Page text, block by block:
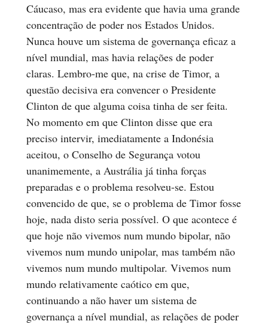
Cáucaso, mas era evidente que havia uma grande
concentração de poder nos Estados Unidos.
Nunca houve um sistema de governança eficaz a
nível mundial, mas havia relações de poder
claras. Lembro-me que, na crise de Timor, a
questão decisiva era convencer o Presidente
Clinton de que alguma coisa tinha de ser feita.
No momento em que Clinton disse que era
preciso intervir, imediatamente a Indonésia
aceitou, o Conselho de Segurança votou
unanimemente, a Austrália já tinha forças
preparadas e o problema resolveu-se. Estou
convencido de que, se o problema de Timor fosse
hoje, nada disto seria possível. O que acontece é
que hoje não vivemos num mundo bipolar, não
vivemos num mundo unipolar, mas também não
vivemos num mundo multipolar. Vivemos num
mundo relativamente caótico em que,
continuando a não haver um sistema de
governança a nível mundial, as relações de poder